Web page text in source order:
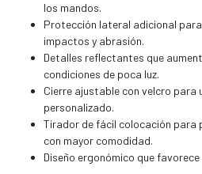
los mandos.
Protección lateral adicional
impactos y abrasión.
Detalles reflectantes que
condiciones de poca luz.
Cierre ajustable con velcro para
personalizado.
Tirador de fácil colocación para
con mayor comodidad.
Diseño ergonómico que